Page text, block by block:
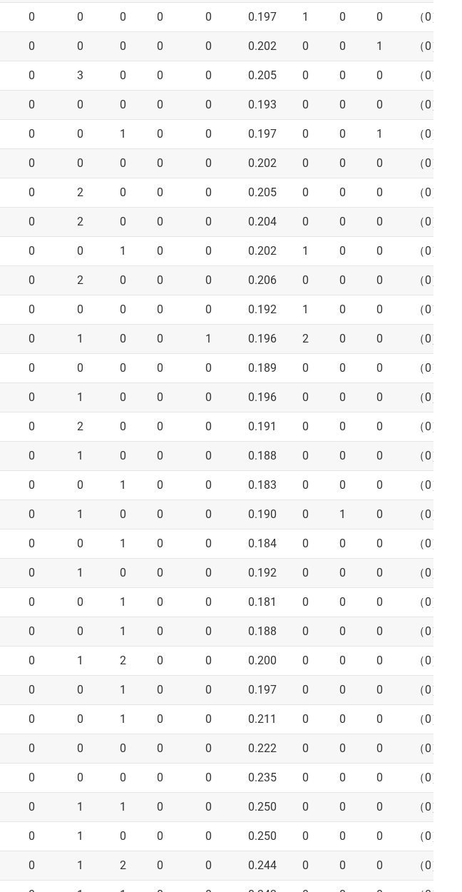
0 0 0 0 0 0.197 1 0 0 （0）
0 0 0 0 0 0.202 0 0 1 （0）
0 3 0 0 0 0.205 0 0 0 （0）
0 0 0 0 0 0.193 0 0 0 （0）
0 0 1 0 0 0.197 0 0 1 （0）
0 0 0 0 0 0.202 0 0 0 （0）
0 2 0 0 0 0.205 0 0 0 （0）
0 2 0 0 0 0.204 0 0 0 （0）
0 0 1 0 0 0.202 1 0 0 （0）
0 2 0 0 0 0.206 0 0 0 （0）
0 0 0 0 0 0.192 1 0 0 （0）
0 1 0 0 1 0.196 2 0 0 （0）
0 0 0 0 0 0.189 0 0 0 （0）
0 1 0 0 0 0.196 0 0 0 （0）
0 2 0 0 0 0.191 0 0 0 （0）
0 1 0 0 0 0.188 0 0 0 （0）
0 0 1 0 0 0.183 0 0 0 （0）
0 1 0 0 0 0.190 0 1 0 （0）
0 0 1 0 0 0.184 0 0 0 （0）
0 1 0 0 0 0.192 0 0 0 （0）
0 0 1 0 0 0.181 0 0 0 （0）
0 0 1 0 0 0.188 0 0 0 （0）
0 1 2 0 0 0.200 0 0 0 （0）
0 0 1 0 0 0.197 0 0 0 （0）
0 0 1 0 0 0.211 0 0 0 （0）
0 0 0 0 0 0.222 0 0 0 （0）
0 0 0 0 0 0.235 0 0 0 （0）
0 1 1 0 0 0.250 0 0 0 （0）
0 1 0 0 0 0.250 0 0 0 （0）
0 1 2 0 0 0.244 0 0 0 （0）